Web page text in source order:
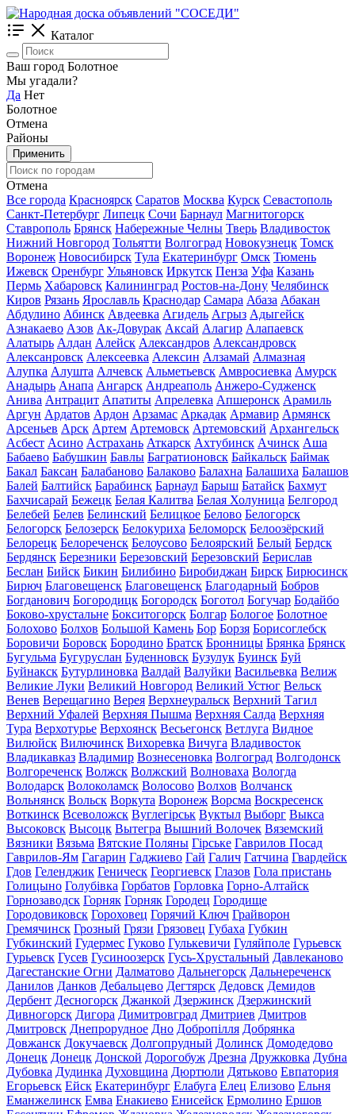
Каталог
Ваш город Болотное
Мы угадали?
Да Нет
Болотное
Отмена
Районы
Применить
Отмена
Все города Красноярск Саратов Москва Курск Севастополь
Санкт-Петербург Липецк Сочи Барнаул Магнитогорск
Ставрополь Брянск Набережные Челны Тверь Владивосток
Нижний Новгород Тольятти Волгоград Новокузнецк Томск
Воронеж Новосибирск Тула Екатеринбург Омск Тюмень
Ижевск Оренбург Ульяновск Иркутск Пенза Уфа Казань
Пермь Хабаровск Калининград Ростов-на-Дону Челябинск
Киров Рязань Ярославль Краснодар Самара Абаза Абакан
Абдулино Абинск Авдеевка Агидель Агрыз Адыгейск
Азнакаево Азов Ак-Довурак Аксай Алагир Алапаевск
Алатырь Алдан Алейск Александров Александровск
Алексанровск Алексеевка Алексин Алзамай Алмазная
Алупка Алушта Алчевск Альметьевск Амвросиевка Амурск
Анадырь Анапа Ангарск Андреаполь Анжеро-Судженск
Анива Антрацит Апатиты Апрелевка Апшеронск Арамиль
Аргун Ардатов Ардон Арзамас Аркадак Армавир Армянск
Арсеньев Арск Артем Артемовск Артемовский Архангельск
Асбест Асино Астрахань Аткарск Ахтубинск Ачинск Аша
Бабаево Бабушкин Бавлы Багратионовск Байкальск Баймак
Бакал Баксан Балабаново Балаково Балахна Балашиха Балашов
Балей Балтийск Барабинск Барнаул Барыш Батайск Бахмут
Бахчисарай Бежецк Белая Калитва Белая Холуница Белгород
Белебей Белев Белинский Белицкое Белово Белогорск
Белогорск Белозерск Белокуриха Беломорск Белоозёрский
Белорецк Белореченск Белоусово Белоярский Белый Бердск
Бердянск Березники Березовский Березовский Берислав
Беслан Бийск Бикин Билибино Биробиджан Бирск Бирюсинск
Бирюч Благовещенск Благовещенск Благодарный Бобров
Богданович Богородицк Богородск Боготол Богучар Бодайбо
Боково-хрустальне Бокситогорск Болгар Бологое Болотное
Болохово Болхов Большой Камень Бор Борзя Борисоглебск
Боровичи Боровск Бородино Братск Бронницы Брянка Брянск
Бугульма Бугуруслан Буденновск Бузулук Буинск Буй
Буйнакск Бутурлиновка Валдай Валуйки Васильевка Велиж
Великие Луки Великий Новгород Великий Устюг Вельск
Венев Верещагино Верея Верхнеуральск Верхний Тагил
Верхний Уфалей Верхняя Пышма Верхняя Салда Верхняя
Тура Верхотурье Верхоянск Весьегонск Ветлуга Видное
Вилюйск Вилючинск Вихоревка Вичуга Владивосток
Владикавказ Владимир Вознесеновка Волгоград Волгодонск
Волгореченск Волжск Волжский Волноваха Вологда
Володарск Волоколамск Волосово Волхов Волчанск
Вольнянск Вольск Воркута Воронеж Ворсма Воскресенск
Воткинск Всеволожск Вуглегірськ Вуктыл Выборг Выкса
Высоковск Высоцк Вытегра Вышний Волочек Вяземский
Вязники Вязьма Вятские Поляны Гірське Гаврилов Посад
Гаврилов-Ям Гагарин Гаджиево Гай Галич Гатчина Гвардейск
Гдов Геленджик Геническ Георгиевск Глазов Гола пристань
Голицыно Голубівка Горбатов Горловка Горно-Алтайск
Горнозаводск Горняк Горняк Городец Городище
Городовиковск Гороховец Горячий Ключ Грайворон
Гремячинск Грозный Грязи Грязовец Губаха Губкин
Губкинский Гудермес Гуково Гулькевичи Гуляйполе Гурьевск
Гурьевск Гусев Гусиноозерск Гусь-Хрустальный Давлеканово
Дагестанские Огни Далматово Дальнегорск Дальнереченск
Данилов Данков Дебальцево Дегтярск Дедовск Демидов
Дербент Десногорск Джанкой Дзержинск Дзержинский
Дивногорск Дигора Димитровград Дмитриев Дмитров
Дмитровск Днепрорудное Дно Добропілля Добрянка
Довжанск Докучаевск Долгопрудный Долинск Домодедово
Донецк Донецк Донской Дорогобуж Дрезна Дружковка Дубна
Дубовка Дудинка Духовщина Дюртюли Дятьково Евпатория
Егорьевск Ейск Екатеринбург Елабуга Елец Елизово Ельня
Еманжелинск Емва Енакиево Енисейск Ермолино Ершов